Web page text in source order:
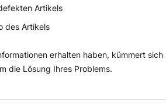
Artikels
des Artikels
erhalten haben, kümmert
die Lösung Ihres Problems.